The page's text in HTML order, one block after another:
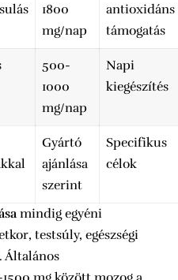
1800
mg/nap
antioxidáns
támogatás
500-
1000
mg/nap
Napi
kiegészítés
Gyártó
ajánlása
szerint
Specifikus
célok
mindig egyéni
testsúly, egészségi
Általános